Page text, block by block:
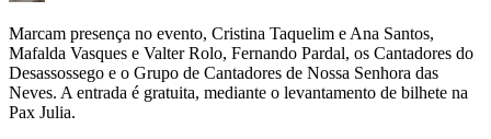
Marcam presença no evento, Cristina Taquelim e Ana Santos,
Mafalda Vasques e Valter Rolo, Fernando Pardal, os Cantadores do
Desassossego e o Grupo de Cantadores de Nossa Senhora das
Neves. A entrada é gratuita, mediante o levantamento de bilhete na
Pax Julia.